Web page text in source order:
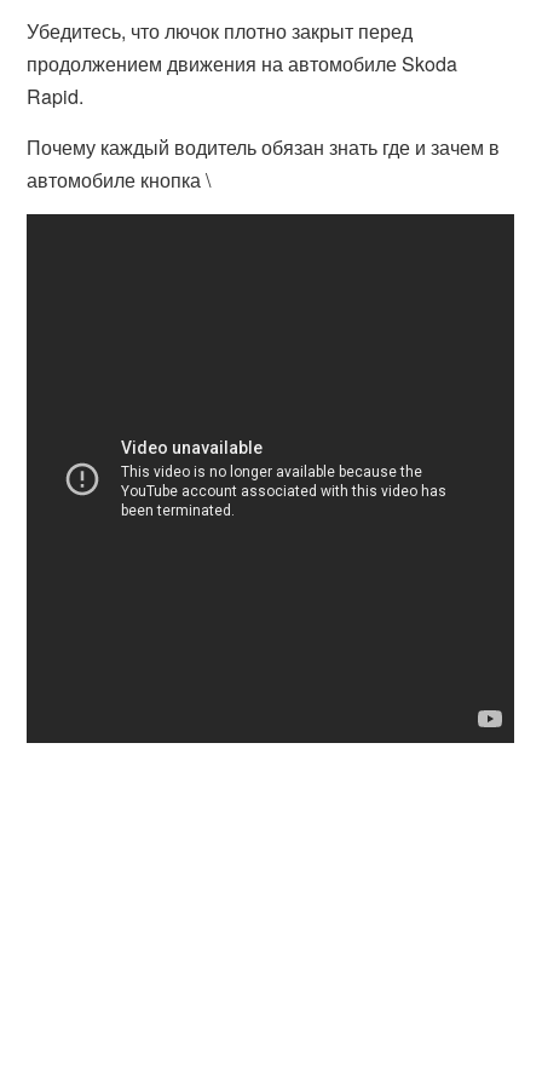
Убедитесь, что лючок плотно закрыт перед
продолжением движения на автомобиле Skoda
Rapid.
Почему каждый водитель обязан знать где и зачем в
автомобиле кнопка \